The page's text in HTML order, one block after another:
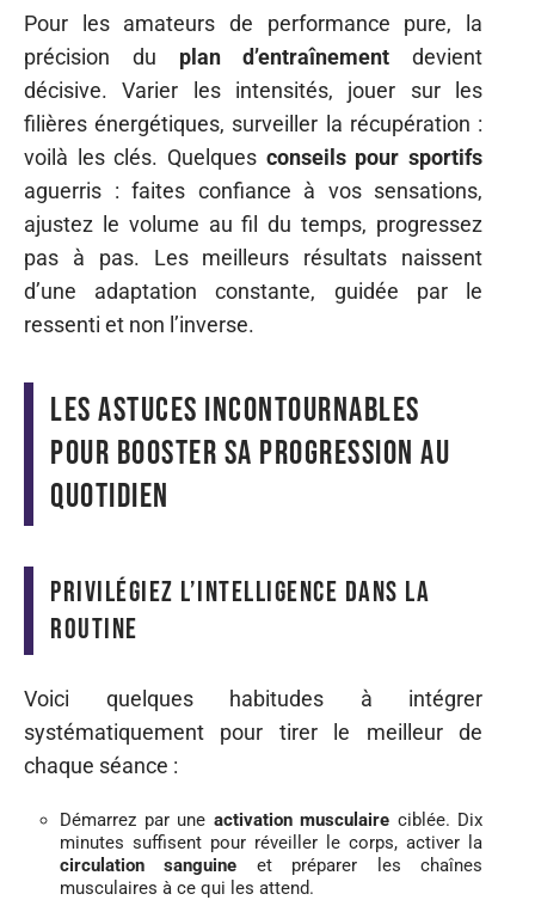
Pour les amateurs de performance pure, la
précision du plan d’entraînement devient
décisive. Varier les intensités, jouer sur les
filières énergétiques, surveiller la récupération :
voilà les clés. Quelques conseils pour sportifs
aguerris : faites confiance à vos sensations,
ajustez le volume au fil du temps, progressez
pas à pas. Les meilleurs résultats naissent
d’une adaptation constante, guidée par le
ressenti et non l’inverse.
Les astuces incontournables
pour booster sa progression au
quotidien
Privilégiez l’intelligence dans la
routine
Voici quelques habitudes à intégrer
systématiquement pour tirer le meilleur de
chaque séance :
Démarrez par une activation musculaire ciblée. Dix
minutes suffisent pour réveiller le corps, activer la
circulation sanguine et préparer les chaînes
musculaires à ce qui les attend.